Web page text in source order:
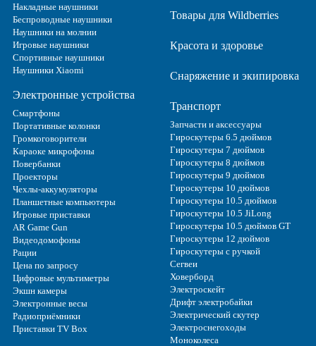
Накладные наушники
Беспроводные наушники
Наушники на молнии
Игровые наушники
Спортивные наушники
Наушники Xiaomi
Электронные устройства
Смартфоны
Портативные колонки
Громкоговорители
Караоке микрофоны
Повербанки
Проекторы
Чехлы-аккумуляторы
Планшетные компьютеры
Игровые приставки
AR Game Gun
Видеодомофоны
Рации
Цена по запросу
Цифровые мультиметры
Экшн камеры
Электронные весы
Радиоприёмники
Приставки TV Box
Товары для Wildberries
Красота и здоровье
Снаряжение и экипировка
Транспорт
Запчасти и аксессуары
Гироскутеры 6.5 дюймов
Гироскутеры 7 дюймов
Гироскутеры 8 дюймов
Гироскутеры 9 дюймов
Гироскутеры 10 дюймов
Гироскутеры 10.5 дюймов
Гироскутеры 10.5 JiLong
Гироскутеры 10.5 дюймов GT
Гироскутеры 12 дюймов
Гироскутеры с ручкой
Сегвеи
Ховерборд
Электроскейт
Дрифт электробайки
Электрический скутер
Электроснегоходы
Моноколеса